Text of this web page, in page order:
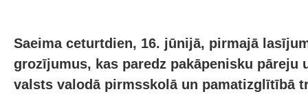
Saeima ceturtdien, 16. jūnijā, pirmajā
grozījumus, kas paredz pakāpenisku pāreju
valsts valodā pirmsskolā un pamatizglītībā